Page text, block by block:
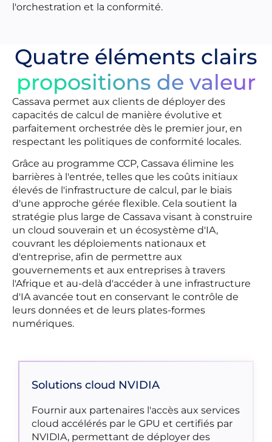
l'orchestration et la conformité.
Quatre éléments clairs
propositions de valeur
Cassava permet aux clients de déployer des
capacités de calcul de manière évolutive et
parfaitement orchestrée dès le premier jour, en
respectant les politiques de conformité locales.
Grâce au programme CCP, Cassava élimine les
barrières à l'entrée, telles que les coûts initiaux
élevés de l'infrastructure de calcul, par le biais
d'une approche gérée flexible. Cela soutient la
stratégie plus large de Cassava visant à construire
un cloud souverain et un écosystème d'IA,
couvrant les déploiements nationaux et
d'entreprise, afin de permettre aux
gouvernements et aux entreprises à travers
l'Afrique et au-delà d'accéder à une infrastructure
d'IA avancée tout en conservant le contrôle de
leurs données et de leurs plates-formes
numériques.
Solutions cloud NVIDIA
Fournir aux partenaires l'accès aux services
cloud accélérés par le GPU et certifiés par
NVIDIA, permettant de déployer des